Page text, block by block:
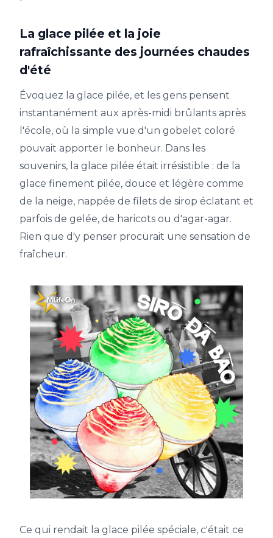
La glace pilée et la joie
rafraîchissante des journées chaudes
d'été
Évoquez la glace pilée, et les gens pensent
instantanément aux après-midi brûlants après
l'école, où la simple vue d'un gobelet coloré
pouvait apporter le bonheur. Dans les
souvenirs, la glace pilée était irrésistible : de la
glace finement pilée, douce et légère comme
de la neige, nappée de filets de sirop éclatant et
parfois de gelée, de haricots ou d'agar-agar.
Rien que d'y penser procurait une sensation de
fraîcheur.
Ce qui rendait la glace pilée spéciale, c'était ce